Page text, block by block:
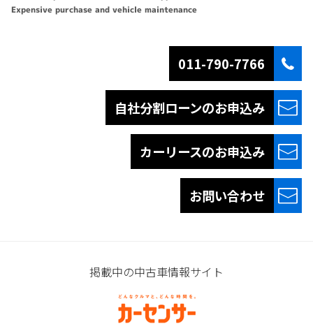
Expensive purchase and vehicle maintenance
011-790-7766
自社分割ローンのお申込み
カーリースのお申込み
お問い合わせ
掲載中の中古車情報サイト